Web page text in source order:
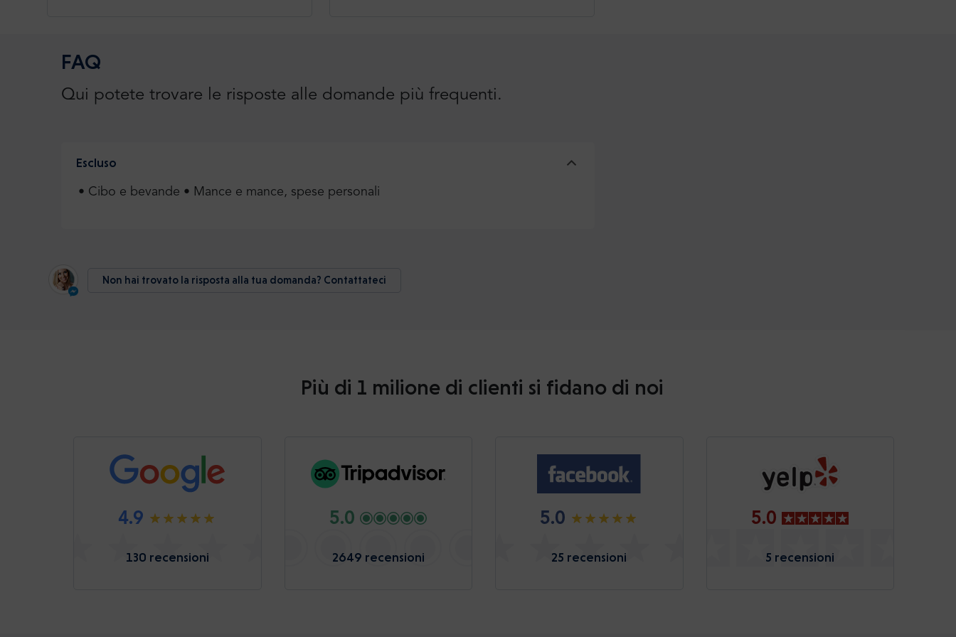
FAQ
Qui potete trovare le risposte alle domande più frequenti.
Escluso
• Cibo e bevande • Mance e mance, spese personali
Non hai trovato la risposta alla tua domanda? Contattateci
Più di 1 milione di clienti si fidano di noi
4.9
130 recensioni
5.0
2649 recensioni
5.0
25 recensioni
5.0
5 recensioni